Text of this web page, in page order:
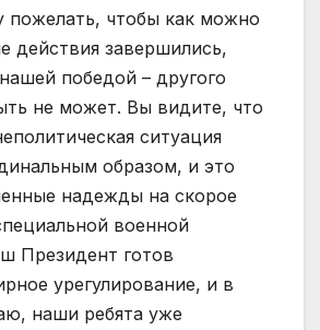
пожелать, чтобы как можно
действия завершились,
победой – другого
не может. Вы видите, что
ситуация
образом, и это
надежды на скорое
военной
Президент готов
урегулирование, и в
наши ребята уже